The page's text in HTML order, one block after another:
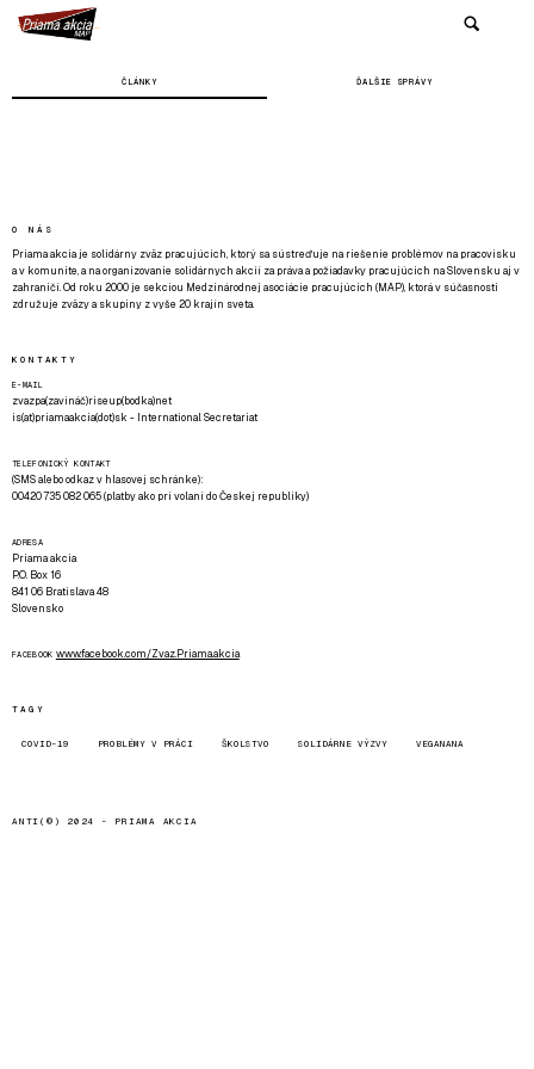
ČLÁNKY ĎALŠIE SPRÁVY
O NÁS
Priama akcia je solidárny zväz pracujúcich, ktorý sa sústreďuje na riešenie problémov na pracovisku
a v komunite, a na organizovanie solidárnych akcií za práva a požiadavky pracujúcich na Slovensku aj v
zahraničí. Od roku 2000 je sekciou Medzinárodnej asociácie pracujúcich (MAP), ktorá v súčasnosti
združuje zväzy a skupiny z vyše 20 krajín sveta.
KONTAKTY
E-MAIL
zvazpa(zavináč)riseup(bodka)net
is(at)priamaakcia(dot)sk - International Secretariat
TELEFONICKÝ KONTAKT
(SMS alebo odkaz v hlasovej schránke):
00420 735 082 065 (platby ako pri volaní do Českej republiky)
ADRESA
Priama akcia
P.O. Box 16
841 06 Bratislava 48
Slovensko
FACEBOOK www.facebook.com/Zvaz.Priama.akcia
TAGY
COVID-19 PROBLÉMY V PRÁCI ŠKOLSTVO SOLIDÁRNE VÝZVY VEGANANA
ANTI(©) 2024 - PRIAMA AKCIA